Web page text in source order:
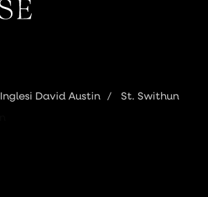
Inglesi David Austin St. Swithun